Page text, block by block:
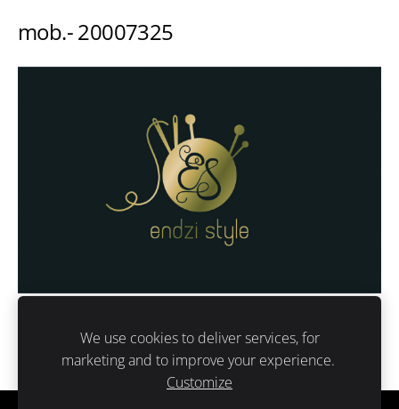
mob.- 20007325
We use cookies to deliver services, for
marketing and to improve your experience.
Customize